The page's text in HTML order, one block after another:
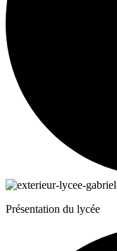
Présentation du lycée